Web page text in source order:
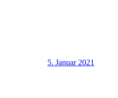
5. Januar 2021